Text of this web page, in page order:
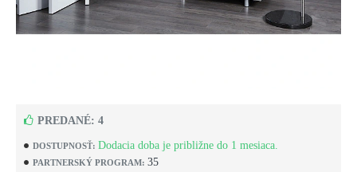
DOSTUPNOSŤ: Dodacia doba je približne do 1 mesiaca.
PARTNERSKÝ PROGRAM: 35
PREDANÉ: 4